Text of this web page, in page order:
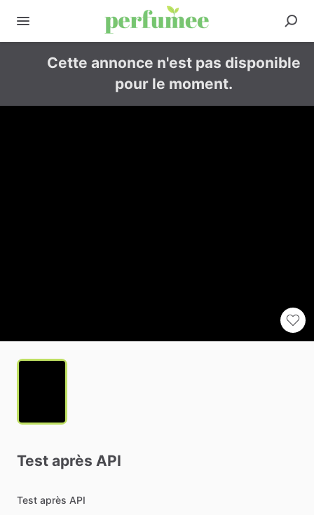
Cette annonce n'est pas disponible
pour le moment.
Test après API
Test après API